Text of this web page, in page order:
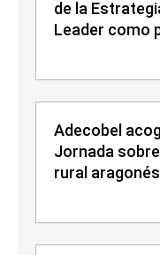
de la
Leader como
Adecobel
Jornada
rural aragonés